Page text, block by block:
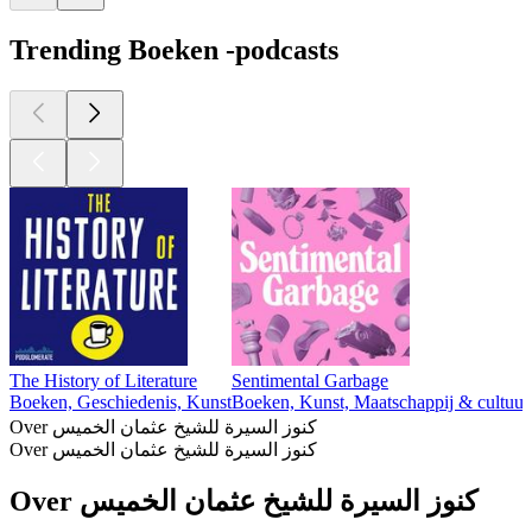
Trending Boeken -podcasts
The History of Literature
Boeken, Geschiedenis, Kunst
Sentimental Garbage
Boeken, Kunst, Maatschappij & cultuur
Over كنوز السيرة للشيخ عثمان الخميس
Over كنوز السيرة للشيخ عثمان الخميس
Over كنوز السيرة للشيخ عثمان الخميس